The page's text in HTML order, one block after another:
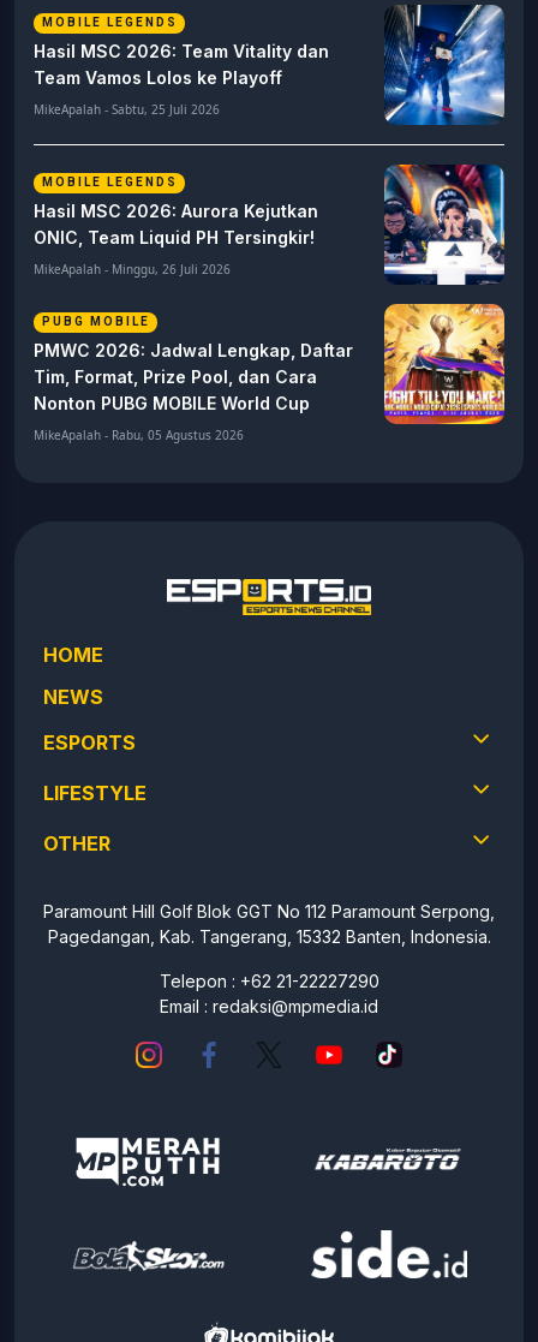
MOBILE LEGENDS
Hasil MSC 2026: Team Vitality dan
Team Vamos Lolos ke Playoff
MikeApalah - Sabtu, 25 Juli 2026
MOBILE LEGENDS
Hasil MSC 2026: Aurora Kejutkan
ONIC, Team Liquid PH Tersingkir!
MikeApalah - Minggu, 26 Juli 2026
PUBG MOBILE
PMWC 2026: Jadwal Lengkap, Daftar
Tim, Format, Prize Pool, dan Cara
Nonton PUBG MOBILE World Cup
MikeApalah - Rabu, 05 Agustus 2026
HOME
NEWS
ESPORTS
LIFESTYLE
OTHER
Paramount Hill Golf Blok GGT No 112 Paramount Serpong,
Pagedangan, Kab. Tangerang, 15332 Banten, Indonesia.
Telepon : +62 21-22227290
Email : redaksi@mpmedia.id